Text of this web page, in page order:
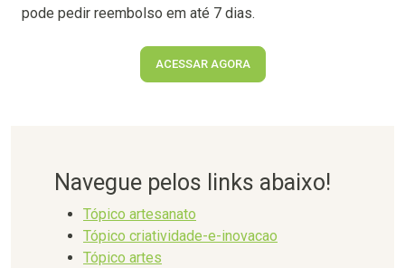
pode pedir reembolso em até 7 dias.
ACESSAR AGORA
Navegue pelos links abaixo!
Tópico artesanato
Tópico criatividade-e-inovacao
Tópico artes